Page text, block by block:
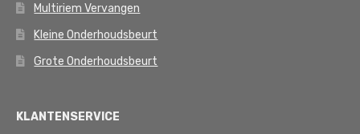
Multiriem Vervangen
Kleine Onderhoudsbeurt
Grote Onderhoudsbeurt
KLANTENSERVICE